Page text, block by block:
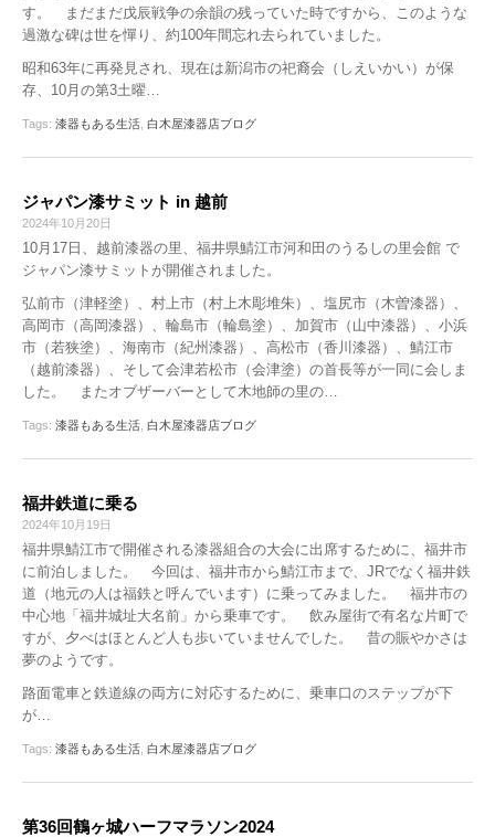
す。 まだまだ戊辰戦争の余韻の残っていた時ですから、このような
過激な碑は世を憚り、約100年間忘れ去られていました。
昭和63年に再発見され、現在は新潟市の祀裔会（しえいかい）が保
存、10月の第3土曜…
Tags: 漆器もある生活 白木屋漆器店ブログ
ジャパン漆サミット in 越前
2024年10月20日
10月17日、越前漆器の里、福井県鯖江市河和田のうるしの里会館 で
ジャパン漆サミットが開催されました。
弘前市（津軽塗）、村上市（村上木彫堆朱）、塩尻市（木曽漆器）、
高岡市（高岡漆器）、輪島市（輪島塗）、加賀市（山中漆器）、小浜
市（若狭塗）、海南市（紀州漆器）、高松市（香川漆器）、鯖江市
（越前漆器）、そして会津若松市（会津塗）の首長等が一同に会しま
した。 またオブザーバーとして木地師の里の…
Tags: 漆器もある生活 白木屋漆器店ブログ
福井鉄道に乗る
2024年10月19日
福井県鯖江市で開催される漆器組合の大会に出席するために、福井市
に前泊しました。 今回は、福井市から鯖江市まで、JRでなく福井鉄
道（地元の人は福鉄と呼んでいます）に乗ってみました。 福井市の
中心地「福井城址大名前」から乗車です。 飲み屋街で有名な片町で
すが、夕べはほとんど人も歩いていませんでした。 昔の賑やかさは
夢のようです。
路面電車と鉄道線の両方に対応するために、乗車口のステップが下
が…
Tags: 漆器もある生活 白木屋漆器店ブログ
第36回鶴ヶ城ハーフマラソン2024